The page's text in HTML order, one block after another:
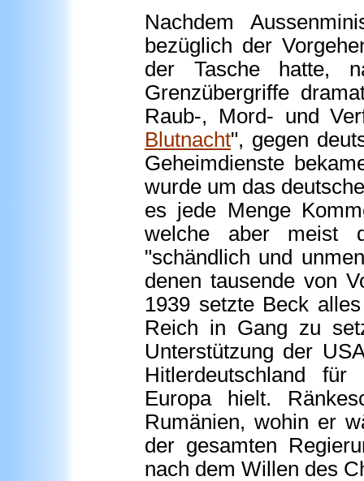
Nachdem
bezüglich der
der Tasche hatte,
Grenzübergriffe
Raub-, Mord- und
Blutnacht", gegen
Geheimdienste
wurde um das
es jede Menge
welche aber meist
"schändlich und
denen tausende von
1939 setzte Beck
Reich in Gang zu
Unterstützung der
Hitlerdeutschland
Europa hielt.
Rumänien, wohin er
der gesamten
nach dem Willen des